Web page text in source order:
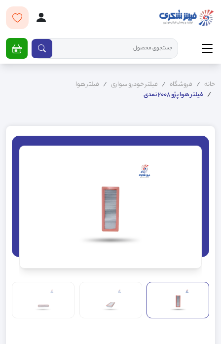
خانه فروشگاه فیلتر خودرو سواری
فیلتر هوا
فیلتر هوا پژو 2008 نمدی